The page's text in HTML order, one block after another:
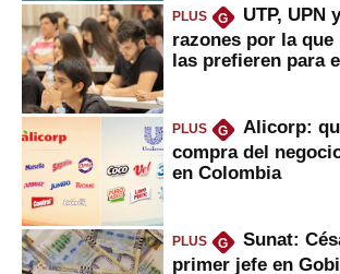
PLUS G
UTP, UPN
razones por la
las prefieren para
PLUS G
Alicorp:
compra del
en Colombia
PLUS G
Sunat:
primer jefe en